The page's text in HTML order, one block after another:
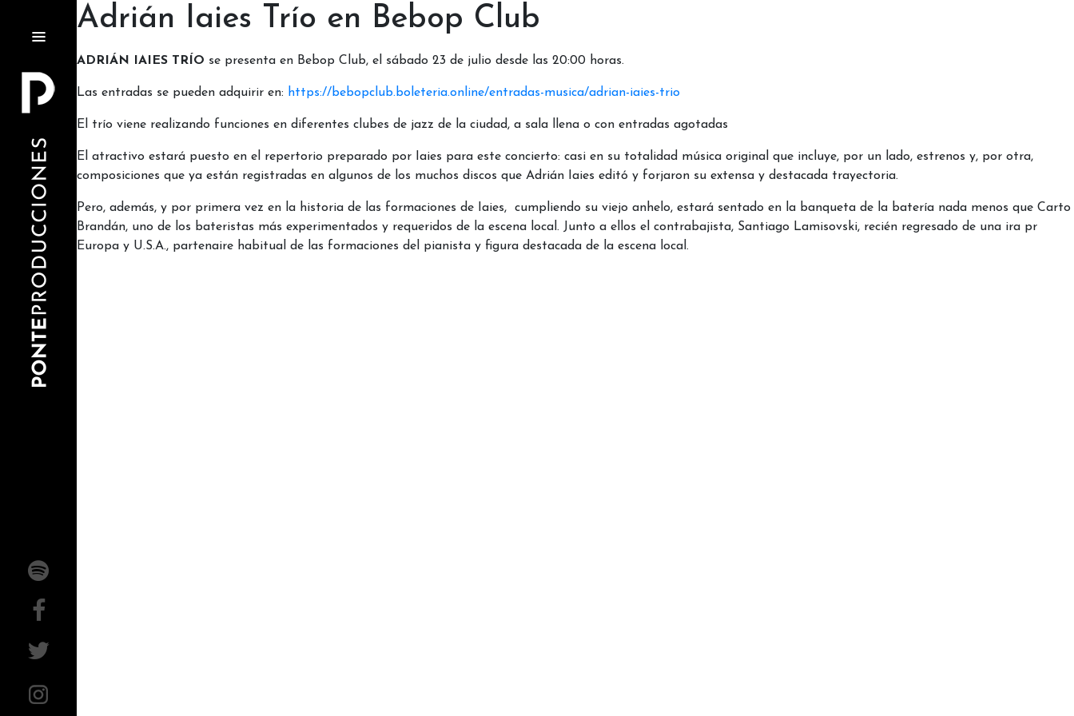
Adrián Iaies Trío en Bebop Club
ADRIÁN IAIES TRÍO se presenta en Bebop Club, el sábado 23 de julio desde las 20:00 horas.
Las entradas se pueden adquirir en: https://bebopclub.boleteria.online/entradas-musica/adrian-iaies-trio
El trío viene realizando funciones en diferentes clubes de jazz de la ciudad, a sala llena o con entradas agotadas
El atractivo estará puesto en el repertorio preparado por Iaies para este concierto: casi en su totalidad música original que incluye, por un lado, estrenos y, por otra,
composiciones que ya están registradas en algunos de los muchos discos que Adrián Iaies editó y forjaron su extensa y destacada trayectoria.
Pero, además, y por primera vez en la historia de las formaciones de Iaies, cumpliendo su viejo anhelo, estará sentado en la banqueta de la batería nada menos que Carto
Brandán, uno de los bateristas más experimentados y requeridos de la escena local. Junto a ellos el contrabajista, Santiago Lamisovski, recién regresado de una ira pr
Europa y U.S.A., partenaire habitual de las formaciones del pianista y figura destacada de la escena local.